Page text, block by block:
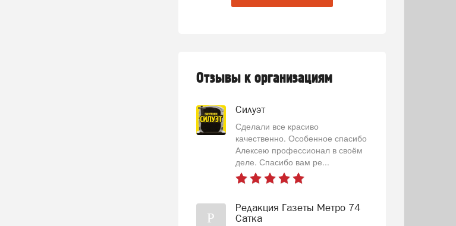
Отзывы к организациям
Силуэт
Сделали все красиво
качественно. Особенное спасибо
Алексею профессионал в своём
деле. Спасибо вам ре...
Р
Редакция Газеты Метро 74
Сатка